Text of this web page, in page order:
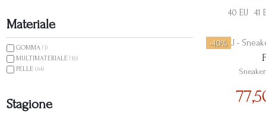
40 EU 41
-40%
Materiale
GOMMA(1)
MULTIMATERIALE(16)
PELLE(64)
Stagione